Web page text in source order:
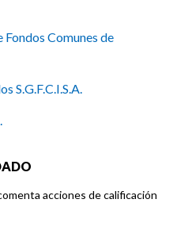
Fondos Comunes de
S.G.F.C.I.S.A.
acciones de calificación